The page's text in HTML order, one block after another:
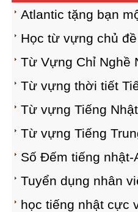
Atlantic tặng bạn
Học từ vựng chủ
Từ Vựng Chỉ Nghề
Từ vựng thời tiết
Từ vựng Tiếng
Từ vựng Tiếng
Số Đếm tiếng
Tuyển dụng nhân
học tiếng nhật cực